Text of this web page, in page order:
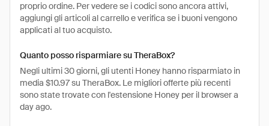
proprio ordine. Per vedere se i codici sono ancora attivi,
aggiungi gli articoli al carrello e verifica se i buoni vengono
applicati al tuo acquisto.
Quanto posso risparmiare su TheraBox?
Negli ultimi 30 giorni, gli utenti Honey hanno risparmiato in
media $10.97 su TheraBox. Le migliori offerte più recenti
sono state trovate con l'estensione Honey per il browser a
day ago.